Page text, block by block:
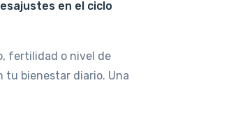
en el ciclo
fertilidad o nivel de
tu bienestar diario. Una